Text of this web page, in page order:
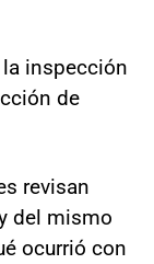
inspección
de
revisan
del mismo
ocurrió con